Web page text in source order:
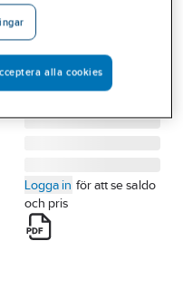
CHA/K 262P
Artikelnummer:
Logga in för att se saldo
och pris
alla cookies